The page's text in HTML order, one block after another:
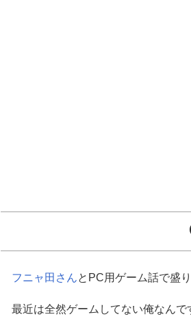
フニャ田さんとPC用ゲーム話で盛り
最近は全然ゲームしてない俺なんで